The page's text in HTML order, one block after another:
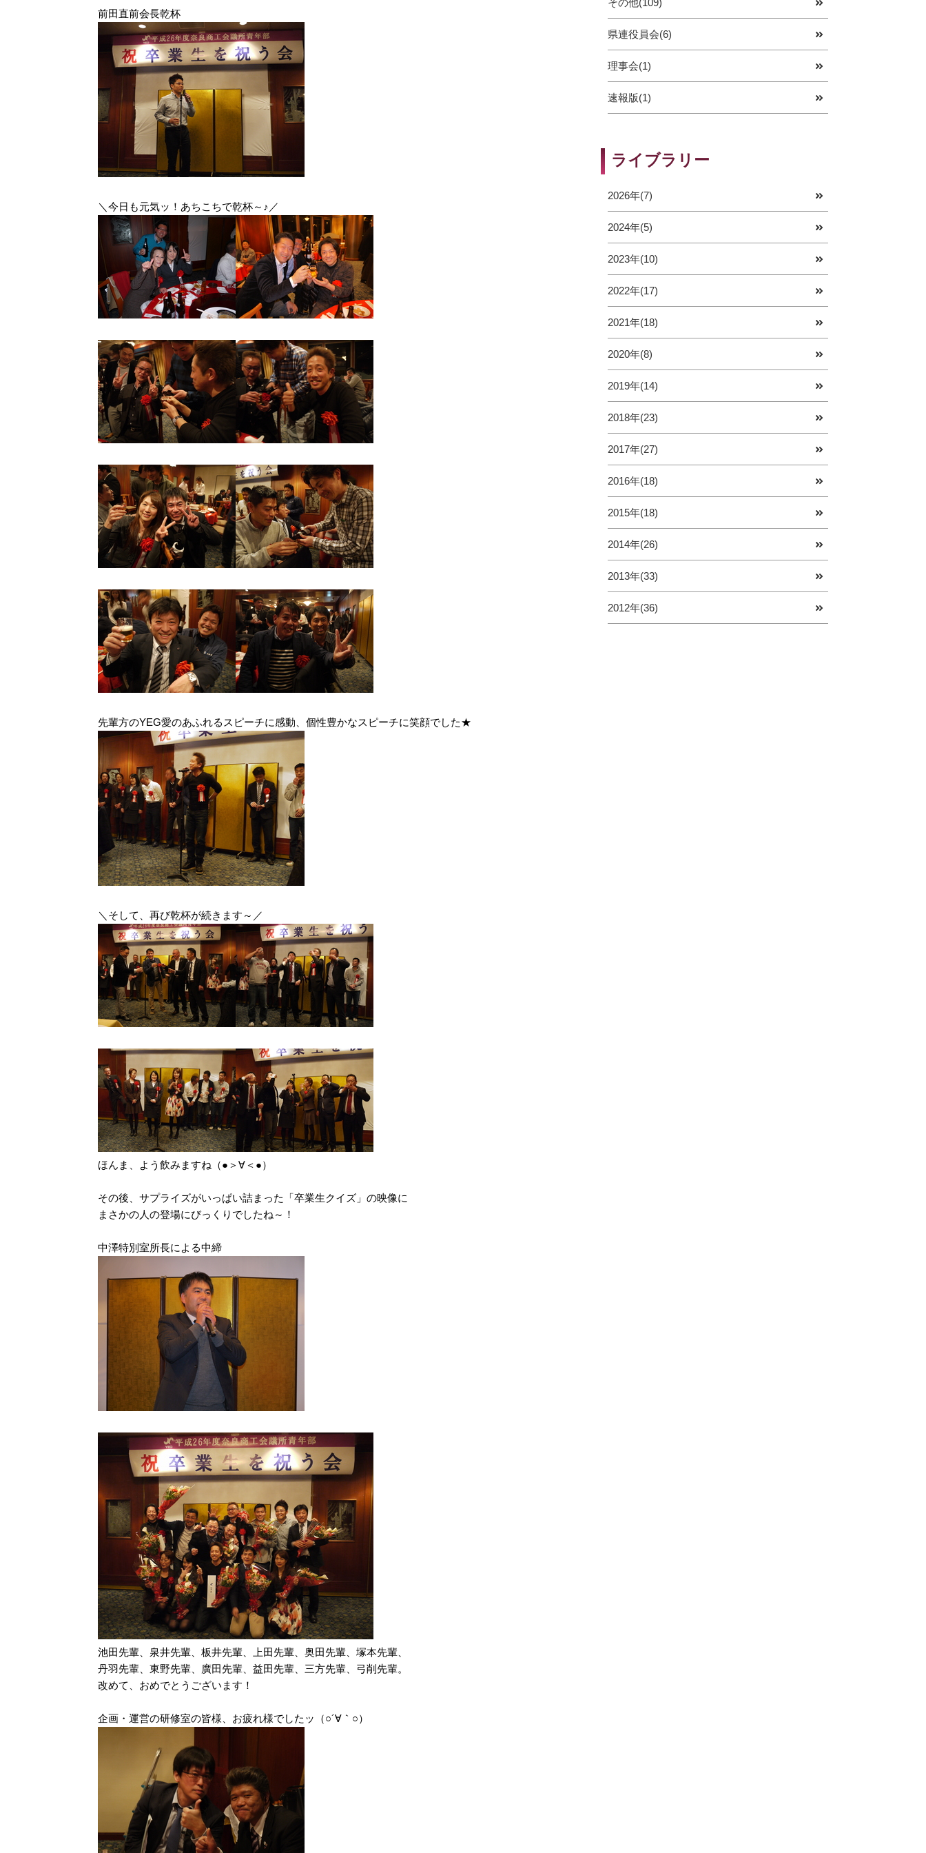
前田直前会長乾杯
＼今日も元気ッ！あちこちで乾杯～♪／
先輩方のYEG愛のあふれるスピーチに感動、個性豊かなスピーチに笑顔でした★
＼そして、再び乾杯が続きます～／
ほんま、よう飲みますね（●＞∀＜●）
その後、サプライズがいっぱい詰まった「卒業生クイズ」の映像に
まさかの人の登場にびっくりでしたね～！
中澤特別室所長による中締
池田先輩、泉井先輩、板井先輩、上田先輩、奥田先輩、塚本先輩、
丹羽先輩、東野先輩、廣田先輩、益田先輩、三方先輩、弓削先輩。
改めて、おめでとうございます！
企画・運営の研修室の皆様、お疲れ様でしたッ（○´∀｀○）
その他(109)
県連役員会(6)
理事会(1)
速報版(1)
ライブラリー
2026年(7)
2024年(5)
2023年(10)
2022年(17)
2021年(18)
2020年(8)
2019年(14)
2018年(23)
2017年(27)
2016年(18)
2015年(18)
2014年(26)
2013年(33)
2012年(36)